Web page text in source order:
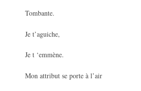
Tombante.
Je t’aguiche,
Je t ‘emmène.
Mon attribut se porte à l’air